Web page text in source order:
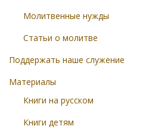
Молитвенные нужды
Статьи о молитве
Поддержать наше служение
Материалы
Книги на русском
Книги детям